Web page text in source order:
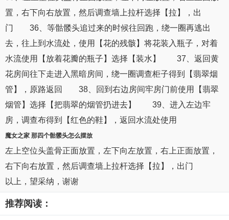
置，右下向右放置，然后调查墙上拉杆选择【拉】，出
门 36、等骷髅头追过来的时候往回跑，绕一圈再逃出
去，往上到水流处，使用【花的残骸】将花装入瓶子，对着
水流使用【放着花瓣的瓶子】选择【装水】 37、返回黄
花房间往下走进入黑暗房间，绕一圈调查柜子得到【翡翠烟
管】，原路返回 38、回到右边房间牢房门前使用【翡翠
烟管】选择【把翡翠的烟管扔进去】 39、进入左边牢
房，调查布得到【红色的鞋】，返回水流处使用
魔女之家 那四个骷髅头怎么摆放
左上空位头盖骨正面放置，左下向左放置，右上正面放置，
右下向右放置，然后调查墙上拉杆选择【拉】，出门
以上，望采纳，谢谢
推荐阅读：